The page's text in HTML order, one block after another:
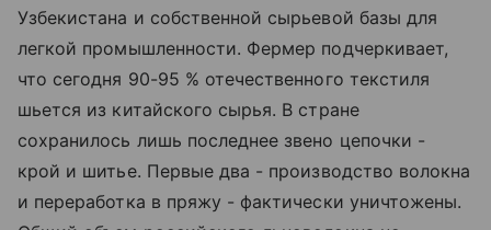
Узбекистана и собственной сырьевой базы для
легкой промышленности. Фермер подчеркивает,
что сегодня 90-95 % отечественного текстиля
шьется из китайского сырья. В стране
сохранилось лишь последнее звено цепочки -
крой и шитье. Первые два - производство волокна
и переработка в пряжу - фактически уничтожены.